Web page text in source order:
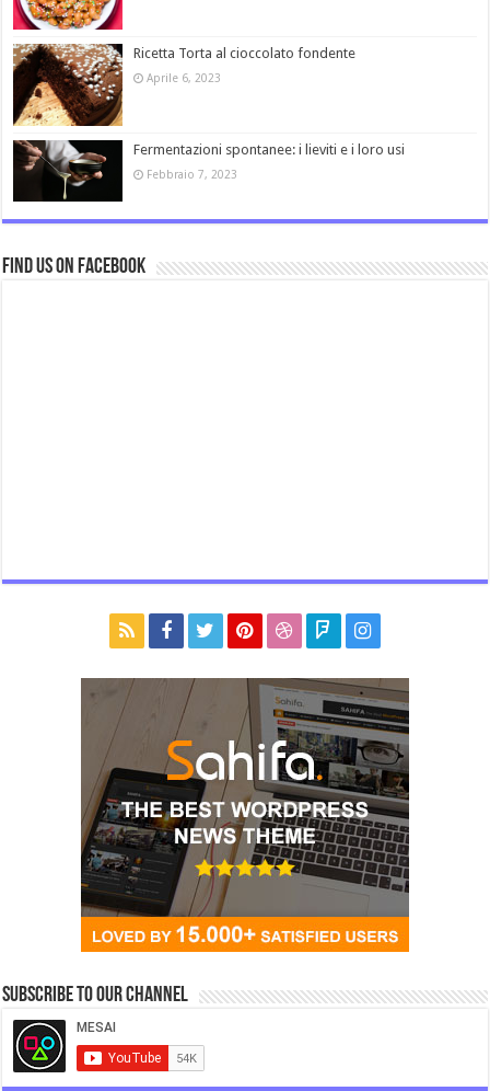
Ricetta Torta al cioccolato fondente
Aprile 6, 2023
Fermentazioni spontanee: i lieviti e i loro usi
Febbraio 7, 2023
Find us on Facebook
Subscribe to our Channel